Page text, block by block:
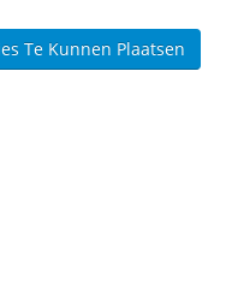
Te Kunnen Plaatsen